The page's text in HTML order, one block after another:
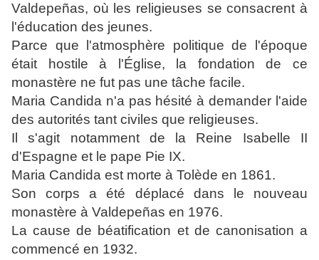
Valdepeñas, où les religieuses se consacrent à
l'éducation des jeunes.
Parce que l'atmosphère politique de l'époque
était hostile à l'Église, la fondation de ce
monastère ne fut pas une tâche facile.
Maria Candida n'a pas hésité à demander l'aide
des autorités tant civiles que religieuses.
Il s'agit notamment de la Reine Isabelle II
d'Espagne et le pape Pie IX.
Maria Candida est morte à Tolède en 1861.
Son corps a été déplacé dans le nouveau
monastère à Valdepeñas en 1976.
La cause de béatification et de canonisation a
commencé en 1932.